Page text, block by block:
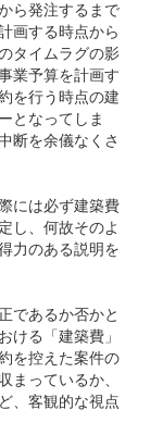
ら発注するまで
画する時点から
タイムラグの影
業予算を計画す
を行う時点の建
となってしま
断を余儀なくさ
には必ず建築費
し、何故そのよ
力のある説明を
であるか否かと
ける「建築費」
を控えた案件の
まっているか、
、客観的な視点